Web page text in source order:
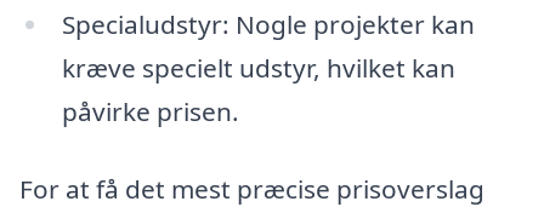
Specialudstyr: Nogle projekter kan
kræve specielt udstyr, hvilket kan
påvirke prisen.
For at få det mest præcise prisoverslag